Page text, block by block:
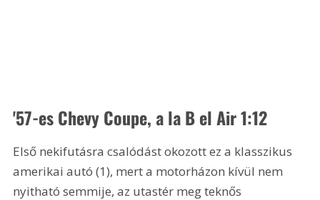
'57-es Chevy Coupe, a la B el Air 1:12
Első nekifutásra csalódást okozott ez a klasszikus
amerikai autó (1), mert a motorházon kívül nem
nyitható semmije, az utastér meg teknős